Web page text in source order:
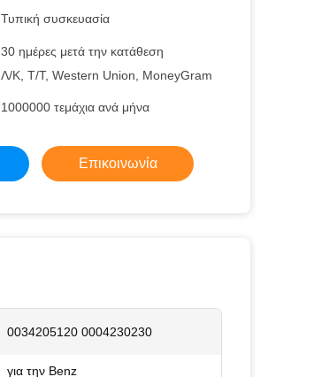
Τυπική συσκευασία
30 ημέρες μετά την κατάθεση
Λ/Κ, Τ/Τ, Western Union, MoneyGram
1000000 τεμάχια ανά μήνα
Επικοινωνία
0034205120 0004230230
για την Benz